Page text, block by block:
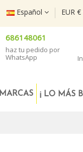
Español EUR €
686148061
haz tu pedido por
WhatsApp
MARCAS ¡ LO MÁS